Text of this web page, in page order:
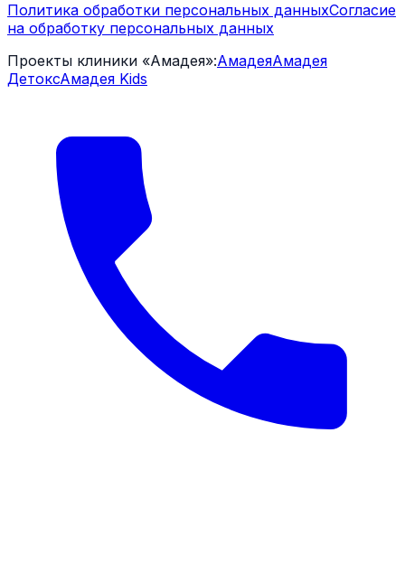
Политика обработки персональных данныхСогласие
на обработку персональных данных
Проекты клиники «Амадея»:АмадеяАмадея
ДетоксАмадея Kids